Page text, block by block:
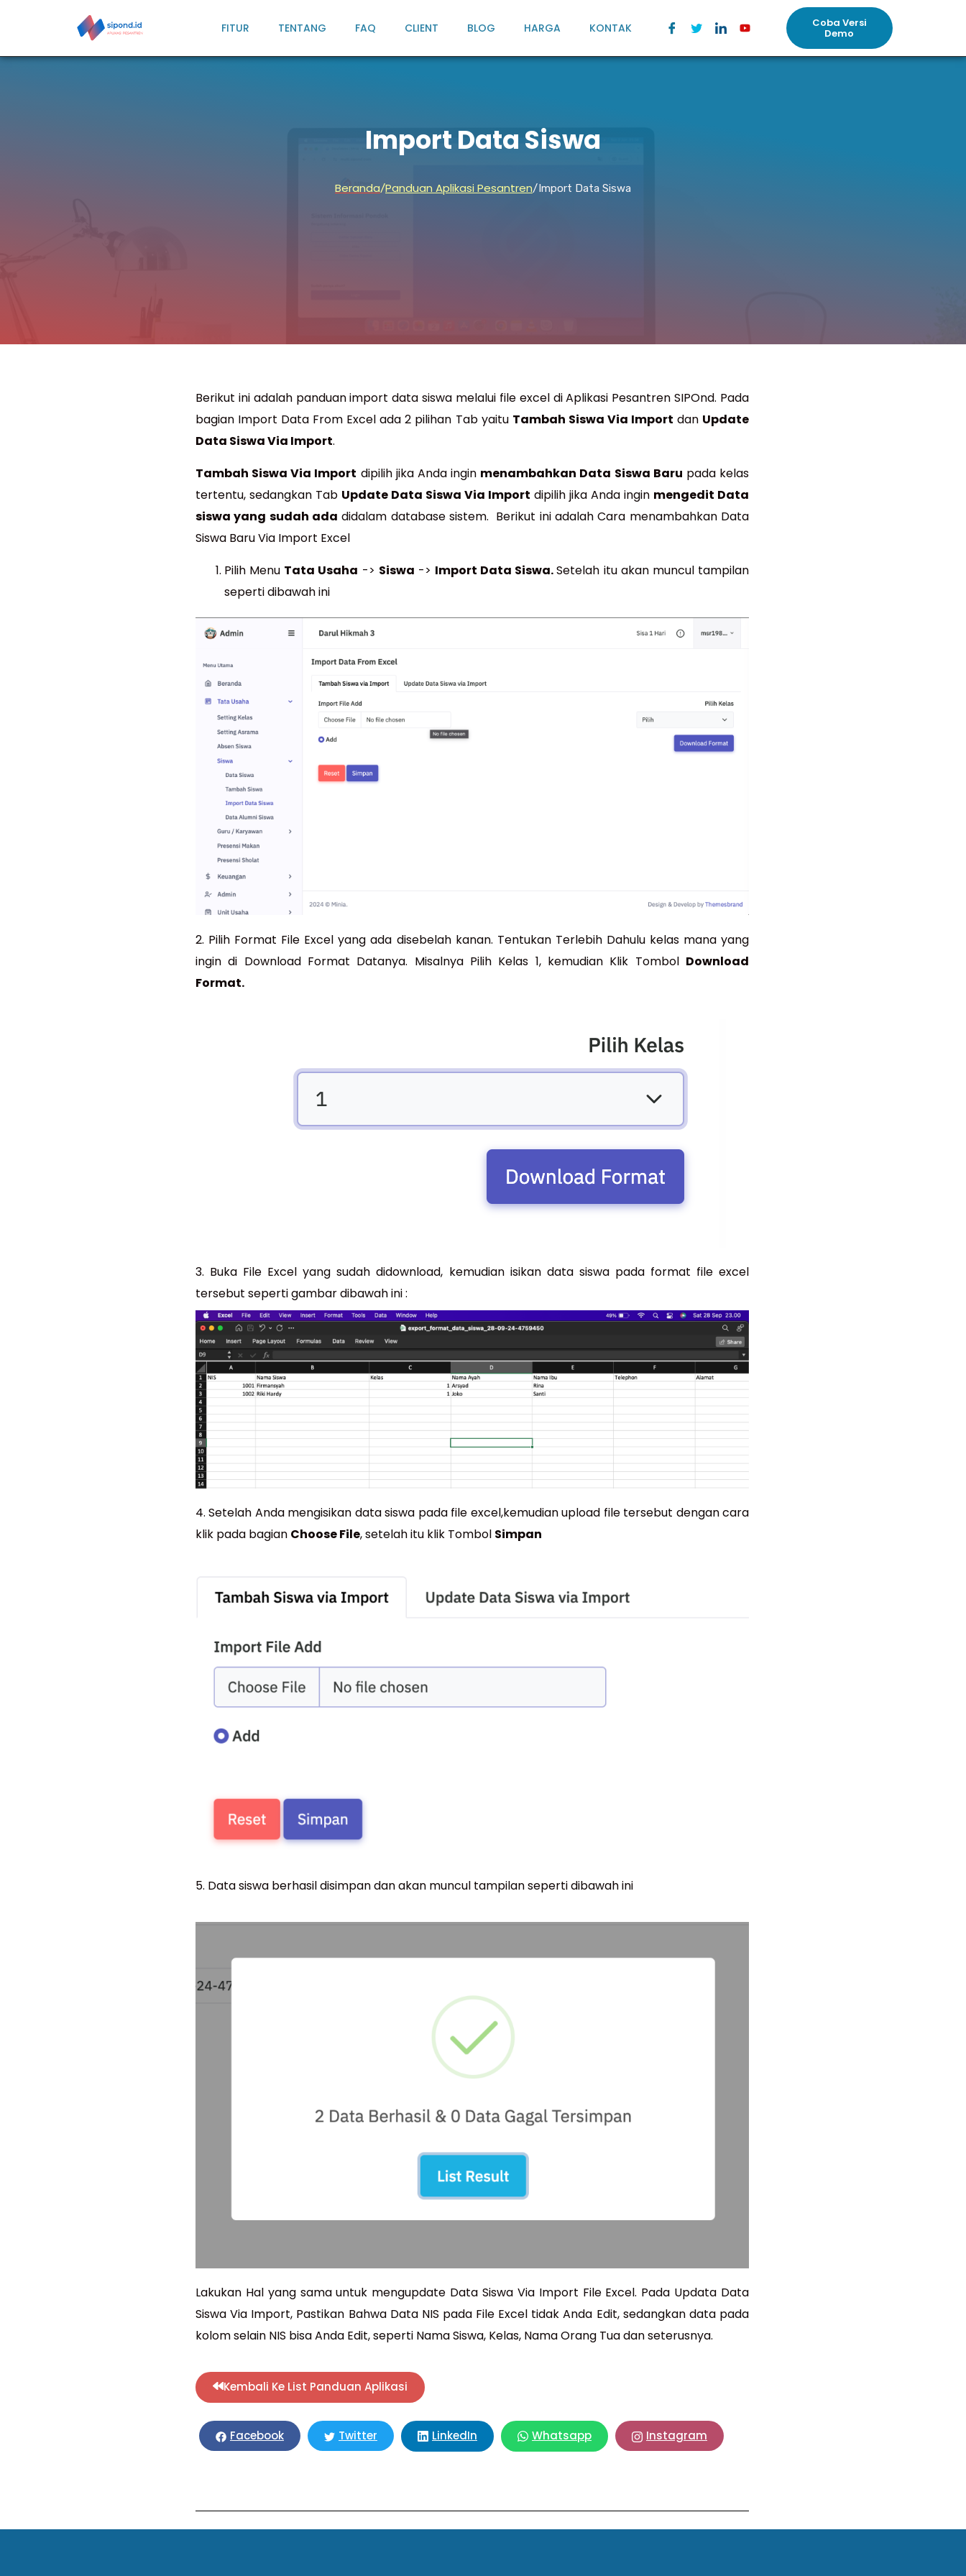
FITUR TENTANG FAQ CLIENT BLOG HARGA KONTAK Coba Versi
Demo
Import Data Siswa
Beranda/Panduan Aplikasi Pesantren/Import Data Siswa
Berikut ini adalah panduan import data siswa melalui file excel di Aplikasi Pesantren SIPOnd. Pada
bagian Import Data From Excel ada 2 pilihan Tab yaitu Tambah Siswa Via Import dan Update
Data Siswa Via Import.
Tambah Siswa Via Import dipilih jika Anda ingin menambahkan Data Siswa Baru pada kelas
tertentu, sedangkan Tab Update Data Siswa Via Import dipilih jika Anda ingin mengedit Data
siswa yang sudah ada didalam database sistem. Berikut ini adalah Cara menambahkan Data
Siswa Baru Via Import Excel
Pilih Menu Tata Usaha -> Siswa -> Import Data Siswa.Setelah itu akan muncul tampilan
seperti dibawah ini
2. Pilih Format File Excel yang ada disebelah kanan. Tentukan Terlebih Dahulu kelas mana yang
ingin di Download Format Datanya. Misalnya Pilih Kelas 1, kemudian Klik Tombol Download
Format.
3. Buka File Excel yang sudah didownload, kemudian isikan data siswa pada format file excel
tersebut seperti gambar dibawah ini :
4. Setelah Anda mengisikan data siswa pada file excel,kemudian upload file tersebut dengan cara
klik pada bagian Choose File, setelah itu klik Tombol Simpan
5. Data siswa berhasil disimpan dan akan muncul tampilan seperti dibawah ini
Lakukan Hal yang sama untuk mengupdate Data Siswa Via Import File Excel. Pada Updata Data
Siswa Via Import, Pastikan Bahwa Data NIS pada File Excel tidak Anda Edit, sedangkan data pada
kolom selain NIS bisa Anda Edit, seperti Nama Siswa, Kelas, Nama Orang Tua dan seterusnya.
Kembali Ke List Panduan Aplikasi
Facebook Twitter LinkedIn Whatsapp Instagram